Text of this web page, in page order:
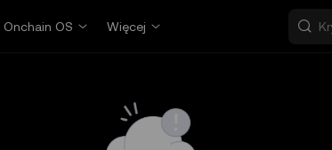
Onchain OS Więcej